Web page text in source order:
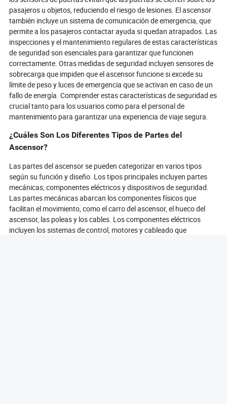
pasajeros u objetos, reduciendo el riesgo de lesiones. El ascensor
también incluye un sistema de comunicación de emergencia, que
permite a los pasajeros contactar ayuda si quedan atrapados. Las
inspecciones y el mantenimiento regulares de estas características
de seguridad son esenciales para garantizar que funcionen
correctamente. Otras medidas de seguridad incluyen sensores de
sobrecarga que impiden que el ascensor funcione si excede su
límite de peso y luces de emergencia que se activan en caso de un
fallo de energía. Comprender estas características de seguridad es
crucial tanto para los usuarios como para el personal de
mantenimiento para garantizar una experiencia de viaje segura.
¿Cuáles Son Los Diferentes Tipos de Partes del
Ascensor?
Las partes del ascensor se pueden categorizar en varios tipos
según su función y diseño. Los tipos principales incluyen partes
mecánicas, componentes eléctricos y dispositivos de seguridad.
Las partes mecánicas abarcan los componentes físicos que
facilitan el movimiento, como el carro del ascensor, el hueco del
ascensor, las poleas y los cables. Los componentes eléctricos
incluyen los sistemas de control, motores y cableado que